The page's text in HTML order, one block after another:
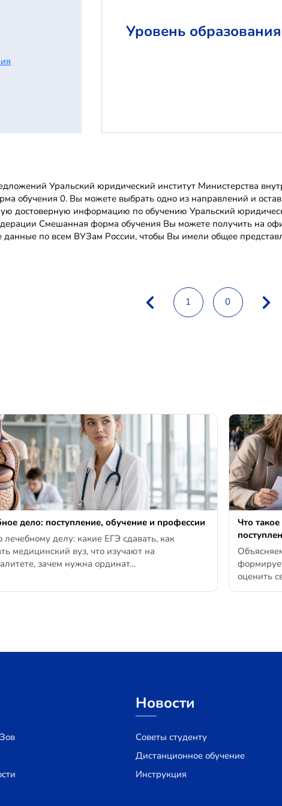
Уровень
Уральский юридический институт Министерства
обучения 0. Вы можете выбрать одно из направлений и
достоверную информацию по обучению Уральский
Смешанная форма обучения Вы можете получить на
данные по всем ВУЗам России, чтобы Вы имели общее
1 0
дело: поступление, обучение и профессии
лечебному делу: какие ЕГЭ сдавать, как
медицинский вуз, что изучают на
зачем нужна ординат…
Что
оценить
Новости
Советы студенту
Дистанционное обучение
Инструкция